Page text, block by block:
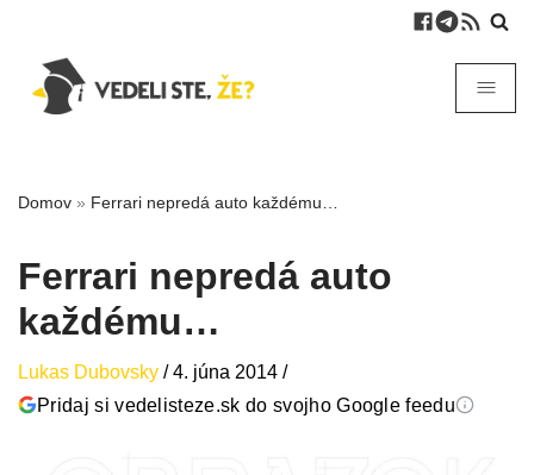
Domov » Ferrari nepredá auto každému…
Ferrari nepredá auto
každému…
Lukas Dubovsky /4. júna 2014 /
Pridaj si vedelisteze.sk do svojho Google feedu